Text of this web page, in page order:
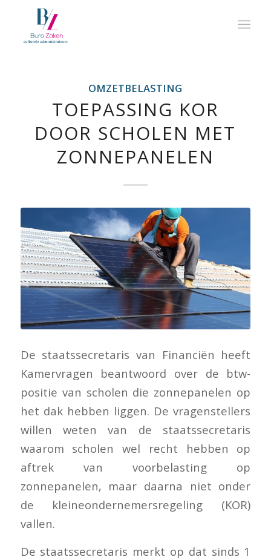
OMZETBELASTING
TOEPASSING KOR
DOOR SCHOLEN MET
ZONNEPANELEN
De staatssecretaris van Financiën heeft
Kamervragen beantwoord over de btw-
positie van scholen die zonnepanelen op
het dak hebben liggen. De vragenstellers
willen weten van de staatssecretaris
waarom scholen wel recht hebben op
aftrek van voorbelasting op
zonnepanelen, maar daarna niet onder
de kleineondernemersregeling (KOR)
vallen.
De staatssecretaris merkt op dat sinds 1